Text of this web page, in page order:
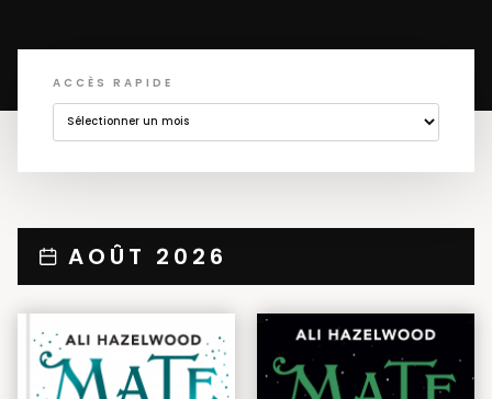
ACCÈS RAPIDE
AOÛT 2026